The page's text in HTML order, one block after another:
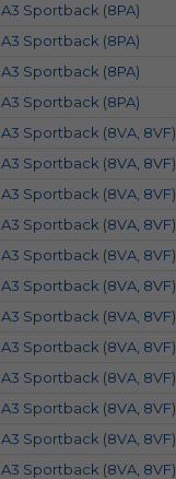
A3 Sportback (8PA)
A3 Sportback (8PA)
A3 Sportback (8PA)
A3 Sportback (8PA)
A3 Sportback (8VA, 8VF)
A3 Sportback (8VA, 8VF)
A3 Sportback (8VA, 8VF)
A3 Sportback (8VA, 8VF)
A3 Sportback (8VA, 8VF)
A3 Sportback (8VA, 8VF)
A3 Sportback (8VA, 8VF)
A3 Sportback (8VA, 8VF)
A3 Sportback (8VA, 8VF)
A3 Sportback (8VA, 8VF)
A3 Sportback (8VA, 8VF)
A3 Sportback (8VA, 8VF)